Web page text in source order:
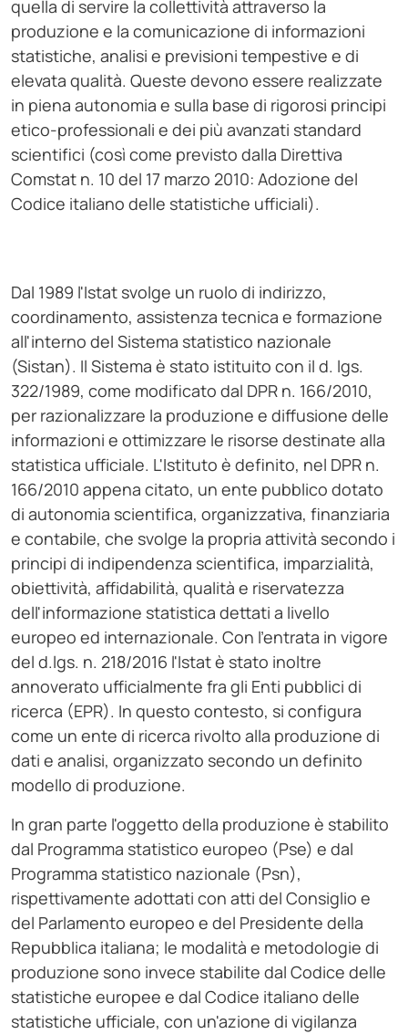
quella di servire la collettività attraverso la
produzione e la comunicazione di informazioni
statistiche, analisi e previsioni tempestive e di
elevata qualità. Queste devono essere realizzate
in piena autonomia e sulla base di rigorosi principi
etico-professionali e dei più avanzati standard
scientifici (così come previsto dalla Direttiva
Comstat n. 10 del 17 marzo 2010: Adozione del
Codice italiano delle statistiche ufficiali).
Dal 1989 l'Istat svolge un ruolo di indirizzo,
coordinamento, assistenza tecnica e formazione
all'interno del Sistema statistico nazionale
(Sistan). Il Sistema è stato istituito con il d. lgs.
322/1989, come modificato dal DPR n. 166/2010,
per razionalizzare la produzione e diffusione delle
informazioni e ottimizzare le risorse destinate alla
statistica ufficiale. L'Istituto è definito, nel DPR n.
166/2010 appena citato, un ente pubblico dotato
di autonomia scientifica, organizzativa, finanziaria
e contabile, che svolge la propria attività secondo i
principi di indipendenza scientifica, imparzialità,
obiettività, affidabilità, qualità e riservatezza
dell'informazione statistica dettati a livello
europeo ed internazionale. Con l'entrata in vigore
del d.lgs. n. 218/2016 l'Istat è stato inoltre
annoverato ufficialmente fra gli Enti pubblici di
ricerca (EPR). In questo contesto, si configura
come un ente di ricerca rivolto alla produzione di
dati e analisi, organizzato secondo un definito
modello di produzione.
In gran parte l'oggetto della produzione è stabilito
dal Programma statistico europeo (Pse) e dal
Programma statistico nazionale (Psn),
rispettivamente adottati con atti del Consiglio e
del Parlamento europeo e del Presidente della
Repubblica italiana; le modalità e metodologie di
produzione sono invece stabilite dal Codice delle
statistiche europee e dal Codice italiano delle
statistiche ufficiale, con un'azione di vigilanza